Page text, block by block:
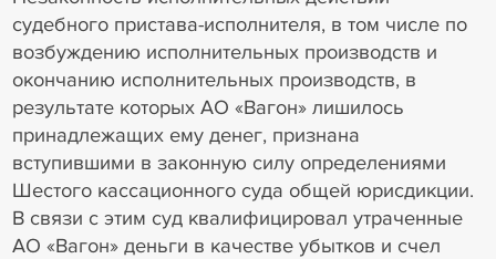
судебного пристава-исполнителя, в том числе по
возбуждению исполнительных производств и
окончанию исполнительных производств, в
результате которых АО «Вагон» лишилось
принадлежащих ему денег, признана
вступившими в законную силу определениями
Шестого кассационного суда общей юрисдикции.
В связи с этим суд квалифицировал утраченные
АО «Вагон» деньги в качестве убытков и счел